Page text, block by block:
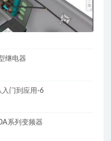
继电器
入门到应用-6
系列变频器